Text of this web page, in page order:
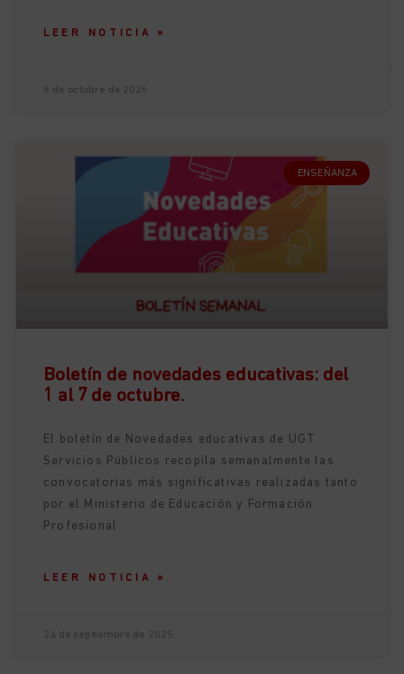
LEER NOTICIA »
ENSEÑANZA
Boletín de novedades educativas: del
1 al 7 de octubre.
El boletín de Novedades educativas de UGT
Servicios Públicos recopila semanalmente las
convocatorias más significativas realizadas tanto
por el Ministerio de Educación y Formación
Profesional
LEER NOTICIA »